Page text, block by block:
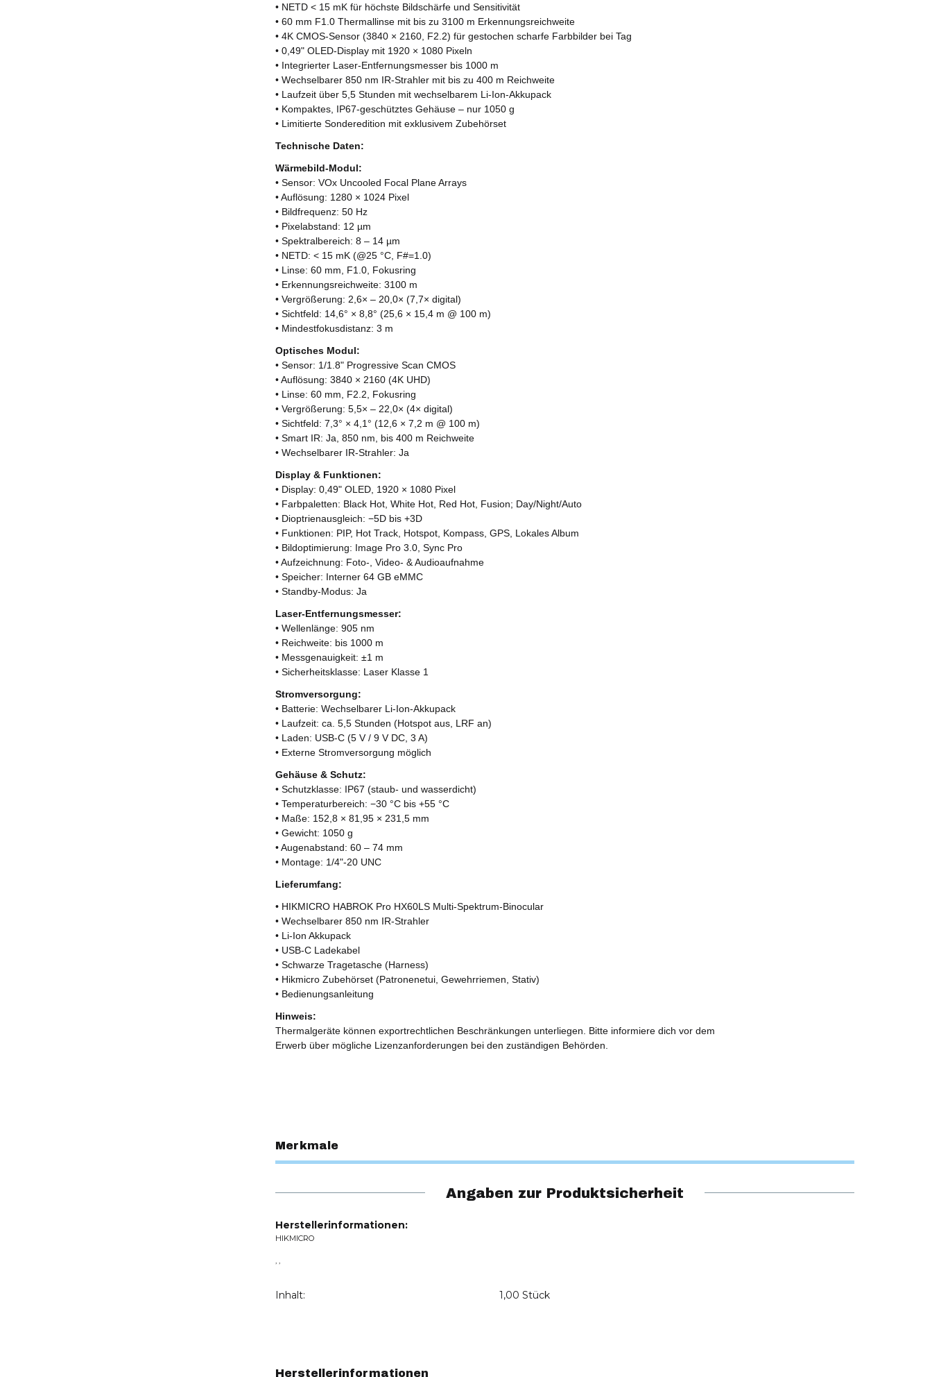
• NETD < 15 mK für höchste Bildschärfe und Sensitivität
• 60 mm F1.0 Thermallinse mit bis zu 3100 m Erkennungsreichweite
• 4K CMOS-Sensor (3840 × 2160, F2.2) für gestochen scharfe Farbbilder bei Tag
• 0,49" OLED-Display mit 1920 × 1080 Pixeln
• Integrierter Laser-Entfernungsmesser bis 1000 m
• Wechselbarer 850 nm IR-Strahler mit bis zu 400 m Reichweite
• Laufzeit über 5,5 Stunden mit wechselbarem Li-Ion-Akkupack
• Kompaktes, IP67-geschütztes Gehäuse – nur 1050 g
• Limitierte Sonderedition mit exklusivem Zubehörset
Technische Daten:
Wärmebild-Modul:
• Sensor: VOx Uncooled Focal Plane Arrays
• Auflösung: 1280 × 1024 Pixel
• Bildfrequenz: 50 Hz
• Pixelabstand: 12 µm
• Spektralbereich: 8 – 14 µm
• NETD: < 15 mK (@25 °C, F#=1.0)
• Linse: 60 mm, F1.0, Fokusring
• Erkennungsreichweite: 3100 m
• Vergrößerung: 2,6× – 20,0× (7,7× digital)
• Sichtfeld: 14,6° × 8,8° (25,6 × 15,4 m @ 100 m)
• Mindestfokusdistanz: 3 m
Optisches Modul:
• Sensor: 1/1.8" Progressive Scan CMOS
• Auflösung: 3840 × 2160 (4K UHD)
• Linse: 60 mm, F2.2, Fokusring
• Vergrößerung: 5,5× – 22,0× (4× digital)
• Sichtfeld: 7,3° × 4,1° (12,6 × 7,2 m @ 100 m)
• Smart IR: Ja, 850 nm, bis 400 m Reichweite
• Wechselbarer IR-Strahler: Ja
Display & Funktionen:
• Display: 0,49" OLED, 1920 × 1080 Pixel
• Farbpaletten: Black Hot, White Hot, Red Hot, Fusion; Day/Night/Auto
• Dioptrienausgleich: −5D bis +3D
• Funktionen: PIP, Hot Track, Hotspot, Kompass, GPS, Lokales Album
• Bildoptimierung: Image Pro 3.0, Sync Pro
• Aufzeichnung: Foto-, Video- & Audioaufnahme
• Speicher: Interner 64 GB eMMC
• Standby-Modus: Ja
Laser-Entfernungsmesser:
• Wellenlänge: 905 nm
• Reichweite: bis 1000 m
• Messgenauigkeit: ±1 m
• Sicherheitsklasse: Laser Klasse 1
Stromversorgung:
• Batterie: Wechselbarer Li-Ion-Akkupack
• Laufzeit: ca. 5,5 Stunden (Hotspot aus, LRF an)
• Laden: USB-C (5 V / 9 V DC, 3 A)
• Externe Stromversorgung möglich
Gehäuse & Schutz:
• Schutzklasse: IP67 (staub- und wasserdicht)
• Temperaturbereich: −30 °C bis +55 °C
• Maße: 152,8 × 81,95 × 231,5 mm
• Gewicht: 1050 g
• Augenabstand: 60 – 74 mm
• Montage: 1/4"-20 UNC
Lieferumfang:
• HIKMICRO HABROK Pro HX60LS Multi-Spektrum-Binocular
• Wechselbarer 850 nm IR-Strahler
• Li-Ion Akkupack
• USB-C Ladekabel
• Schwarze Tragetasche (Harness)
• Hikmicro Zubehörset (Patronenetui, Gewehrriemen, Stativ)
• Bedienungsanleitung
Hinweis:
Thermalgeräte können exportrechtlichen Beschränkungen unterliegen. Bitte informiere dich vor dem
Erwerb über mögliche Lizenzanforderungen bei den zuständigen Behörden.
Merkmale
Angaben zur Produktsicherheit
Herstellerinformationen:
HIKMICRO
, ,
Inhalt: 1,00 Stück
Herstellerinformationen